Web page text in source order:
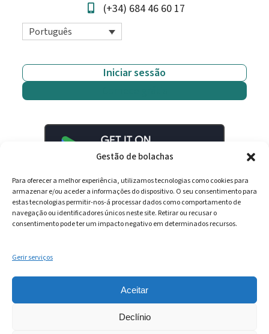
Gestão de bolachas
Para oferecer a melhor experiência, utilizamos tecnologias como cookies para
armazenar e/ou aceder a informações do dispositivo. O seu consentimento para
estas tecnologias permitir-nos-á processar dados como comportamento de
navegação ou identificadores únicos neste site. Retirar ou recusar o
consentimento pode ter um impacto negativo em determinados recursos.
Gerir serviços
Aceitar
Declínio
(+34) 684 46 60 17
Português
Iniciar sessão
LinkedInYouTube